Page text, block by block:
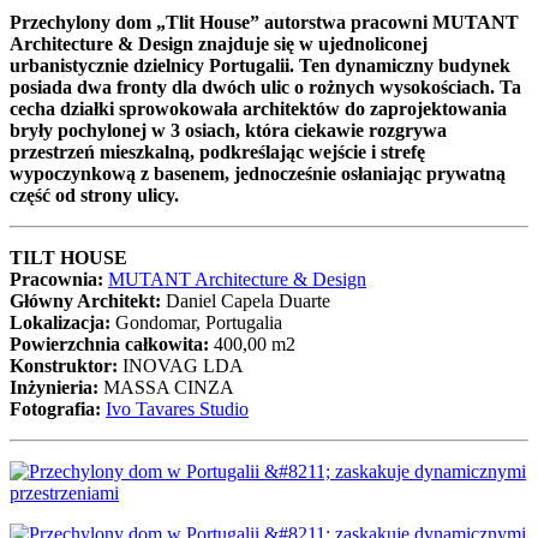
Przechylony dom „Tlit House” autorstwa pracowni MUTANT
Architecture & Design znajduje się w ujednoliconej
urbanistycznie dzielnicy Portugalii. Ten dynamiczny budynek
posiada dwa fronty dla dwóch ulic o rożnych wysokościach. Ta
cecha działki sprowokowała architektów do zaprojektowania
bryły pochylonej w 3 osiach, która ciekawie rozgrywa
przestrzeń mieszkalną, podkreślając wejście i strefę
wypoczynkową z basenem, jednocześnie osłaniając prywatną
część od strony ulicy.
TILT HOUSE
Pracownia: MUTANT Architecture & Design
Główny Architekt: Daniel Capela Duarte
Lokalizacja: Gondomar, Portugalia
Powierzchnia całkowita: 400,00 m2
Konstruktor: INOVAG LDA
Inżynieria: MASSA CINZA
Fotografia: Ivo Tavares Studio